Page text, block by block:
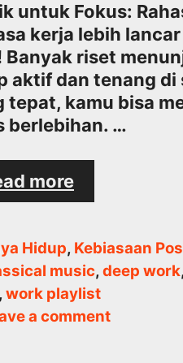
untuk Fokus:
kerja lebih
Banyak riset
aktif dan tenang di
tepat, kamu bisa
berlebihan. …
moreBagaimana
untuk
Fokus
Bekerja
Hidup, Kebiasaan
music,deep work
,work playlist
a comment